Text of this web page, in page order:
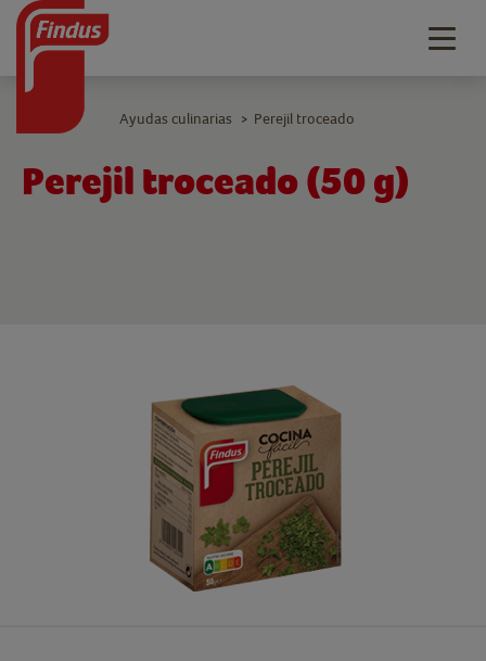
Perejil troceado (50 g)
Ayudas culinarias > Perejil troceado